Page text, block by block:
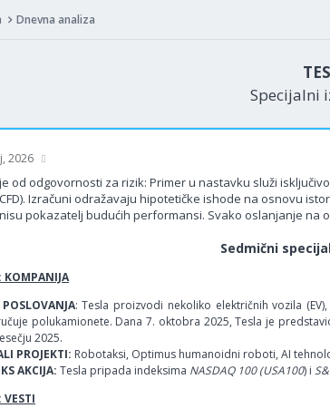
Dnevna analiza
Specijalni
2026
od odgovornosti za rizik: Primer u nastavku služi
Izračuni odražavaju hipotetičke ishode na osnovu
pokazatelj budućih performansi. Svako oslanjanje na
Sedmični
KOMPANIJA
: Tesla proizvodi nekoliko električnih vozila
polukamionete. Dana 7. oktobra 2025, Tesla je
2025.
PROJEKTI: Robotaksi, Optimus humanoidni roboti, AI
AKCIJA: Tesla pripada indeksima NASDAQ 100 (USA100) i
VESTI